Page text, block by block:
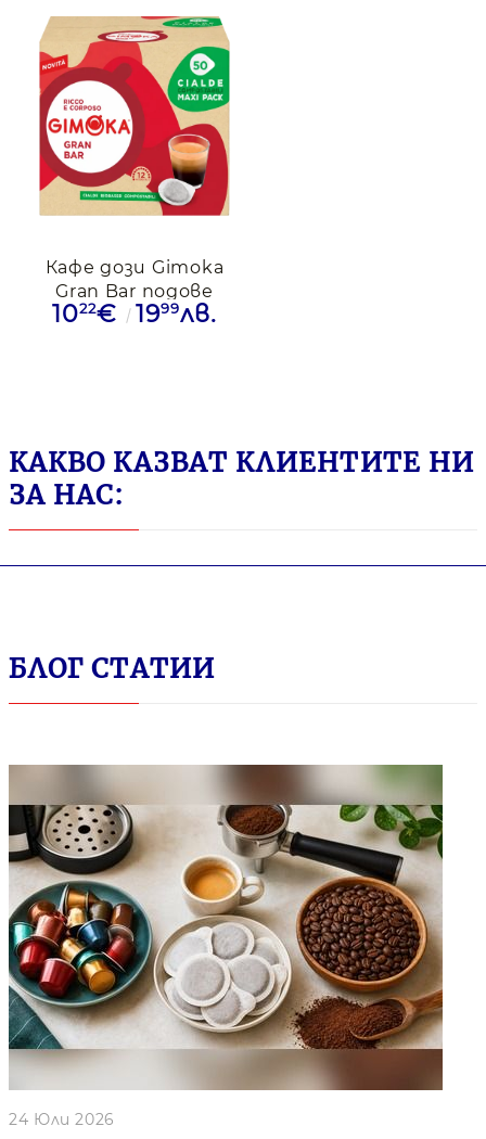
Кафе дози Gimoka
Gran Bar подове
ESE, 50бр.
1022€ 1999лв.
КАКВО КАЗВАТ КЛИЕНТИТЕ НИ
ЗА НАС:
БЛОГ СТАТИИ
24 Юли 2026